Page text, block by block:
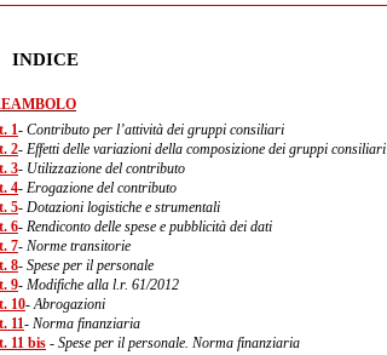
INDICE
1- Contributo per l’attività dei gruppi consiliari
2- Effetti delle variazioni della composizione dei gruppi consiliari
3- Utilizzazione del contributo
4- Erogazione del contributo
5- Dotazioni logistiche e strumentali
6- Rendiconto delle spese e pubblicità dei dati
7- Norme transitorie
8- Spese per il personale
9- Modifiche alla l.r. 61/2012
10- Abrogazioni
11- Norma finanziaria
11 bis - Spese per il personale. Norma finanziaria